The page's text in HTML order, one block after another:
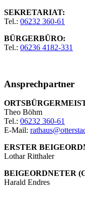
SEKRETARIAT:
Tel.: 06232 360-61
BÜRGERBÜRO:
Tel.: 06236 4182-331
Ansprechpartner
Theo Böhm
Tel.: 06232 360-61
E-Mail:
ERSTER
Lothar Ritthaler
BEIGEORDNETER
Harald Endres